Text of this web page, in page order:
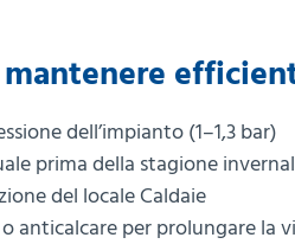
dell’impianto (1–1,3 bar)
prima della stagione
del locale Caldaie
anticalcare per prolungare la